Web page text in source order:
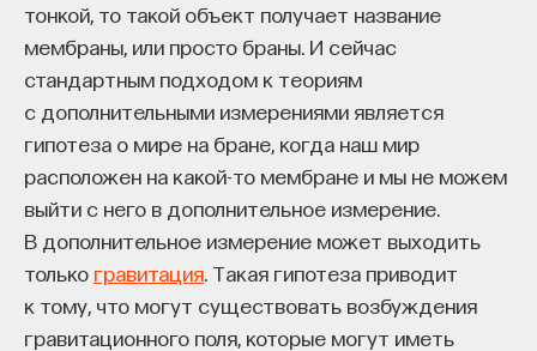
тонкой, то такой объект получает название
мембраны, или просто браны. И сейчас
стандартным подходом к теориям
с дополнительными измерениями является
гипотеза о мире на бране, когда наш мир
расположен на какой-то мембране и мы не можем
выйти с него в дополнительное измерение.
В дополнительное измерение может выходить
только гравитация . Такая гипотеза приводит
к тому, что могут существовать возбуждения
гравитационного поля, которые могут иметь
У эволюционных вычислений есть одна большая
проблема, заключающаяся в сложности
поведения, которое они порождают. Например,
достаточно легко эволюционным путем получить
программы, позволяющие избежать столкновения
или найти нужную цель, однако с поведением
более высокого уровня все намного сложнее.
Эволюция обычно решает в пользу самого
простого («дешевого») решения, которое тем или
иным образом подходит.